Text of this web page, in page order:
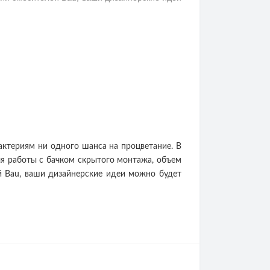
ни одного шанса на процветание. В
работы с бачком скрытого монтажа, объем
Bau, ваши дизайнерские идеи можно будет